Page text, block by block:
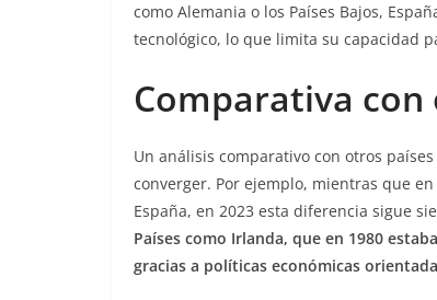
como Alemania o los Países Bajos,
tecnológico, lo que limita su capacidad
Comparativa
Un análisis comparativo con otros
converger. Por ejemplo, mientras que
España, en 2023 esta diferencia sigue
Países como Irlanda, que en 1980
gracias a políticas económicas